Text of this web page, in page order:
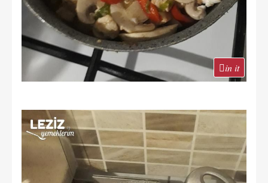
in it